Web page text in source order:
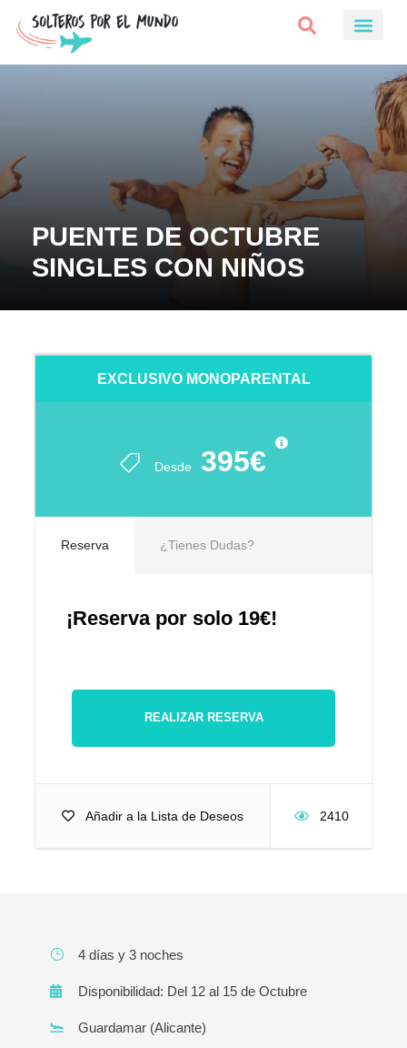
PUENTE DE OCTUBRE
SINGLES CON NIÑOS
EXCLUSIVO MONOPARENTAL
Desde 395€
Reserva ¿Tienes Dudas?
¡Reserva por solo 19€!
REALIZAR RESERVA
Añadir a la Lista de Deseos 2410
4 días y 3 noches
Disponibilidad: Del 12 al 15 de Octubre
Guardamar (Alicante)